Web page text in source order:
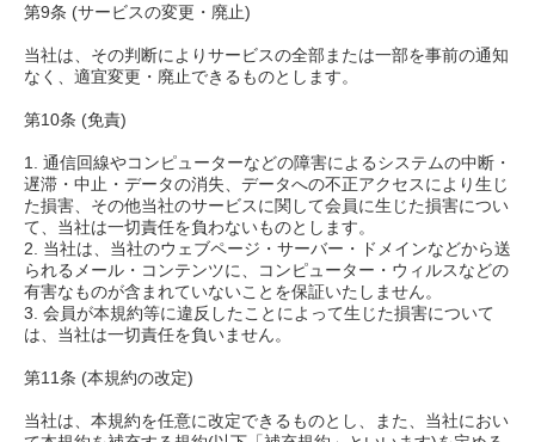
第9条 (サービスの変更・廃止)
当社は、その判断によりサービスの全部または一部を事前の通知
なく、適宜変更・廃止できるものとします。
第10条 (免責)
1. 通信回線やコンピューターなどの障害によるシステムの中断・
遅滞・中止・データの消失、データへの不正アクセスにより生じ
た損害、その他当社のサービスに関して会員に生じた損害につい
て、当社は一切責任を負わないものとします。
2. 当社は、当社のウェブページ・サーバー・ドメインなどから送
られるメール・コンテンツに、コンピューター・ウィルスなどの
有害なものが含まれていないことを保証いたしません。
3. 会員が本規約等に違反したことによって生じた損害について
は、当社は一切責任を負いません。
第11条 (本規約の改定)
当社は、本規約を任意に改定できるものとし、また、当社におい